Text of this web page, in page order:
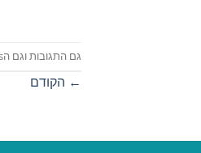
גם התגובות וגם הtrackbacks סגורים כרגע.
← הקודם